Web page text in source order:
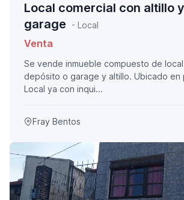
Local comercial con altillo y
garage
- Local
Venta
Se vende inmueble compuesto de local
depósito o garage y altillo. Ubicado en
Local ya con inqui...
Fray Bentos